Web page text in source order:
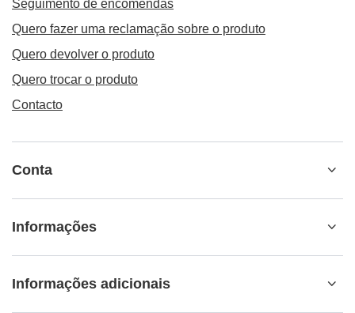
Seguimento de encomendas
Quero fazer uma reclamação sobre o produto
Quero devolver o produto
Quero trocar o produto
Contacto
Conta
Informações
Informações adicionais